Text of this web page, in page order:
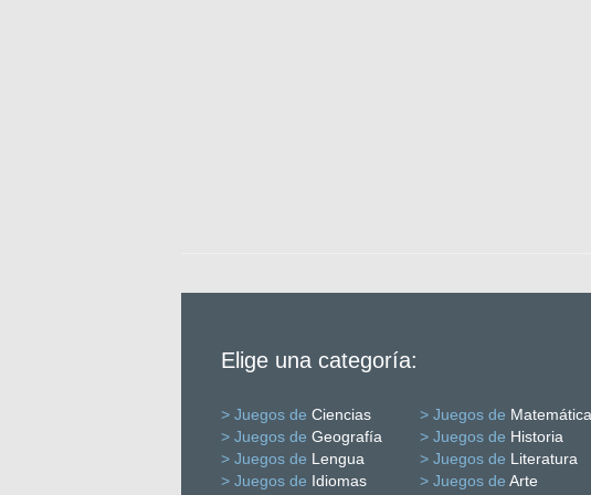
Elige una categoría:
> Juegos de Ciencias > Juegos de
> Juegos de Geografía > Juegos de Historia
> Juegos de Lengua > Juegos de Literatura
> Juegos de Idiomas > Juegos de Arte